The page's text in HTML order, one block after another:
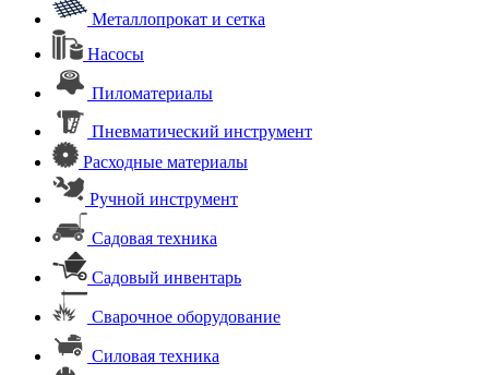
Металлопрокат и сетка
Насосы
Пиломатериалы
Пневматический инструмент
Расходные материалы
Ручной инструмент
Садовая техника
Садовый инвентарь
Сварочное оборудование
Силовая техника